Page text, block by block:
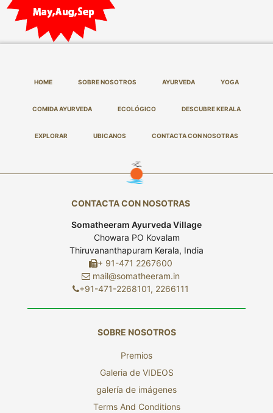
HOME SOBRE NOSOTROS AYURVEDA YOGA
COMIDA AYURVEDA ECOLÓGICO DESCUBRE KERALA
EXPLORAR UBICANOS CONTACTA CON NOSOTRAS
CONTACTA CON NOSOTRAS
Somatheeram Ayurveda Village
Chowara PO Kovalam
Thiruvananthapuram Kerala, India
+ 91-471 2267600
mail@somatheeram.in
+91-471-2268101, 2266111
SOBRE NOSOTROS
Premios
Galeria de VIDEOS
galería de imágenes
Terms And Conditions